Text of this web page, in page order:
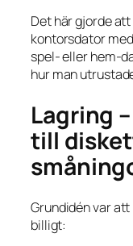
Det här gjorde
kontorsdator
spel- eller hem-
hur man
Lagring
till
Grundidén var
billigt: